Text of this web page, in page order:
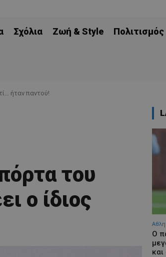
Σχόλια Ζωή & Style Πολιτισμός
ήταν παντού!
του
ο ίδιος
Ο